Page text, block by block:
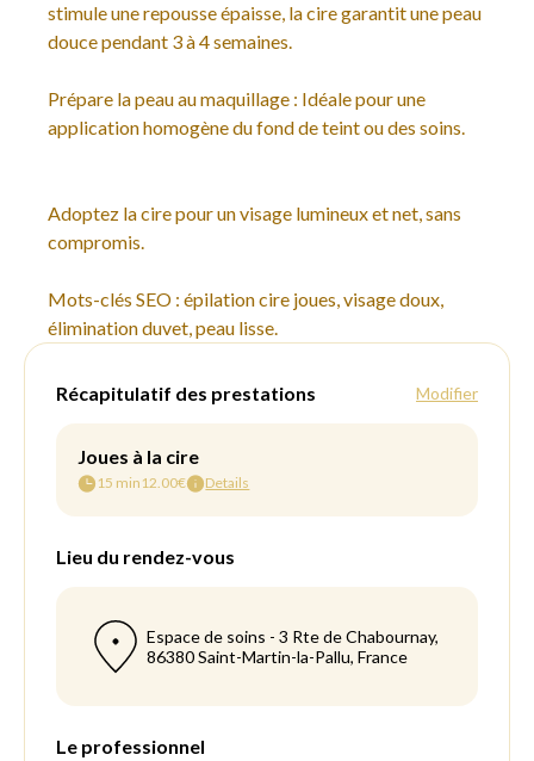
stimule une repousse épaisse, la cire garantit une peau
douce pendant 3 à 4 semaines.
Prépare la peau au maquillage : Idéale pour une
application homogène du fond de teint ou des soins.
Adoptez la cire pour un visage lumineux et net, sans
compromis.
Mots-clés SEO : épilation cire joues, visage doux,
élimination duvet, peau lisse.